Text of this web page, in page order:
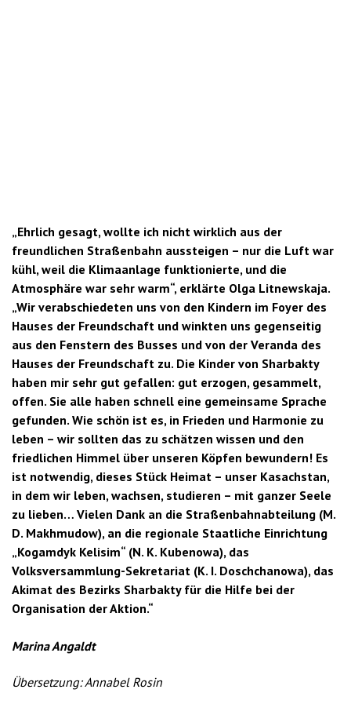
„Ehrlich gesagt, wollte ich nicht wirklich aus der
freundlichen Straßenbahn aussteigen – nur die Luft war
kühl, weil die Klimaanlage funktionierte, und die
Atmosphäre war sehr warm“, erklärte Olga Litnewskaja.
„Wir verabschiedeten uns von den Kindern im Foyer des
Hauses der Freundschaft und winkten uns gegenseitig
aus den Fenstern des Busses und von der Veranda des
Hauses der Freundschaft zu. Die Kinder von Sharbakty
haben mir sehr gut gefallen: gut erzogen, gesammelt,
offen. Sie alle haben schnell eine gemeinsame Sprache
gefunden. Wie schön ist es, in Frieden und Harmonie zu
leben – wir sollten das zu schätzen wissen und den
friedlichen Himmel über unseren Köpfen bewundern! Es
ist notwendig, dieses Stück Heimat – unser Kasachstan,
in dem wir leben, wachsen, studieren – mit ganzer Seele
zu lieben… Vielen Dank an die Straßenbahnabteilung (M.
D. Makhmudow), an die regionale Staatliche Einrichtung
„Kogamdyk Kelisim“ (N. K. Kubenowa), das
Volksversammlung-Sekretariat (K. I. Doschchanowa), das
Akimat des Bezirks Sharbakty für die Hilfe bei der
Organisation der Aktion.“
Marina Angaldt
Übersetzung: Annabel Rosin